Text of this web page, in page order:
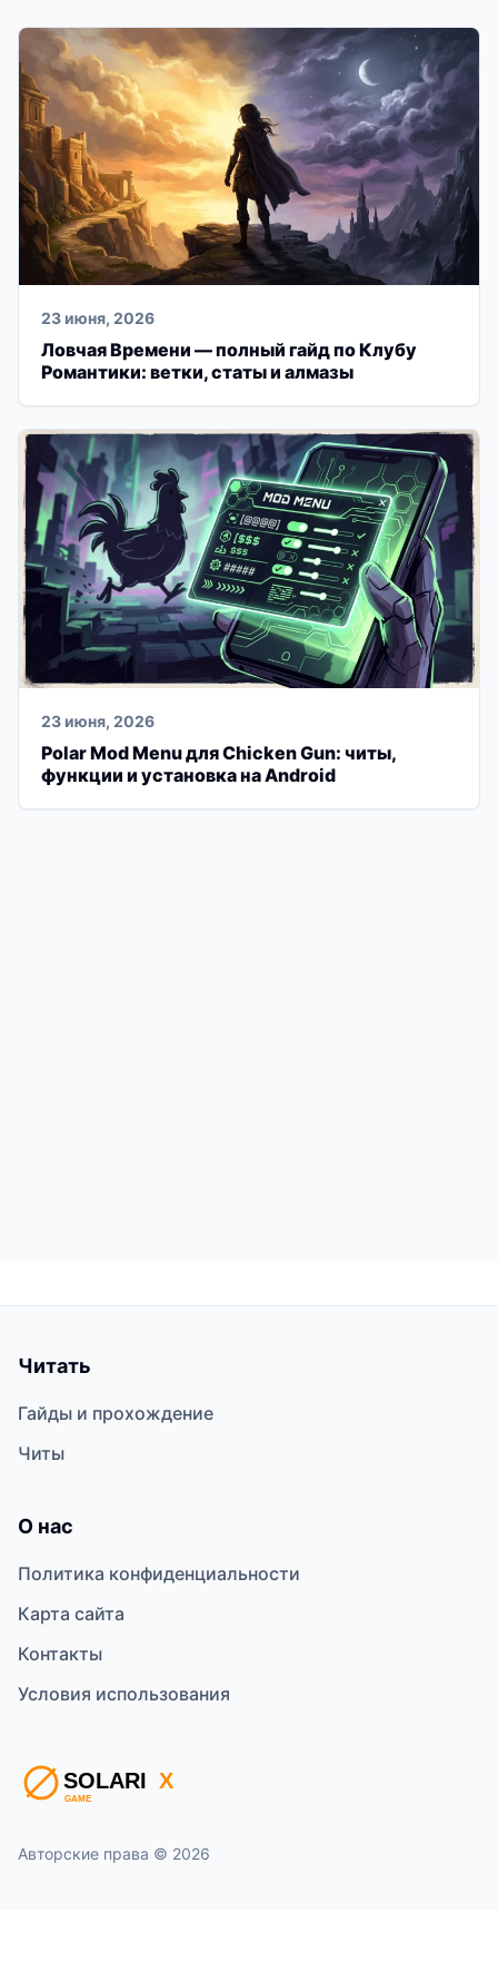
23 июня, 2026
Ловчая Времени — полный гайд по Клубу
Романтики: ветки, статы и алмазы
23 июня, 2026
Polar Mod Menu для Chicken Gun: читы,
функции и установка на Android
Читать
Гайды и прохождение
Читы
О нас
Политика конфиденциальности
Карта сайта
Контакты
Условия использования
Авторские права © 2026